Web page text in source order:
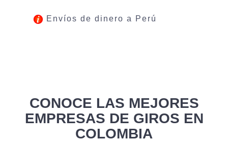
Envíos de dinero a Perú
CONOCE LAS MEJORES
EMPRESAS DE GIROS EN
COLOMBIA